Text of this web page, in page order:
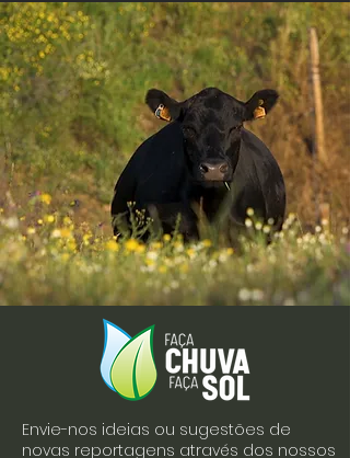
Envie-nos ideias ou sugestões de
novas reportagens através dos nossos